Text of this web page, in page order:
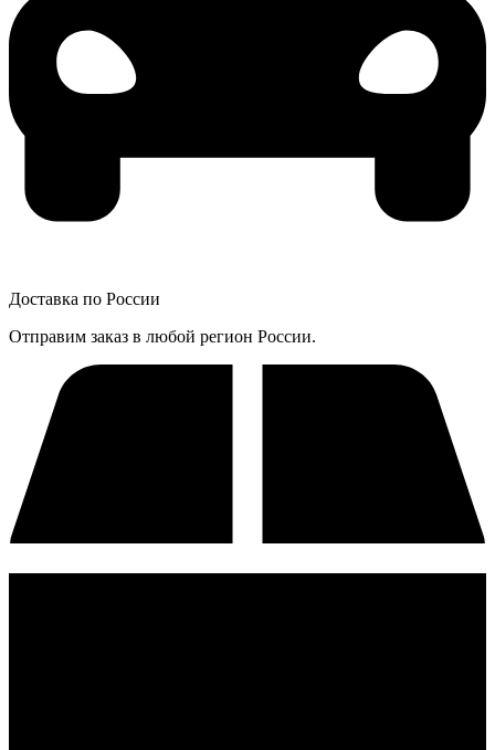
Доставка по России
Отправим заказ в любой регион России.